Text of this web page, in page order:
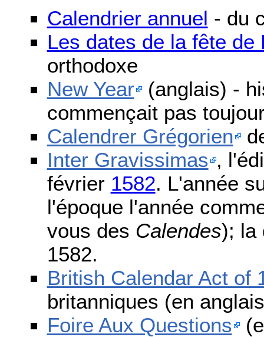
Calendrier annuel - du
Les dates de la fête de
orthodoxe
New Year (anglais) -
commençait pas
Calendrer Grégorien
Inter Gravissimas ,
février 1582. L'année
l'époque l'année
vous des Calendes); la
1582.
British Calendar Act of
britanniques (en
Foire Aux Questions